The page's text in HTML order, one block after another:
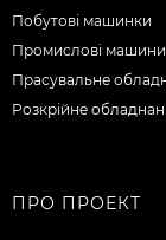
Побутові машинки
Промислові машини
Прасувальне
Розкрійне
ПРО ПРОЕКТ